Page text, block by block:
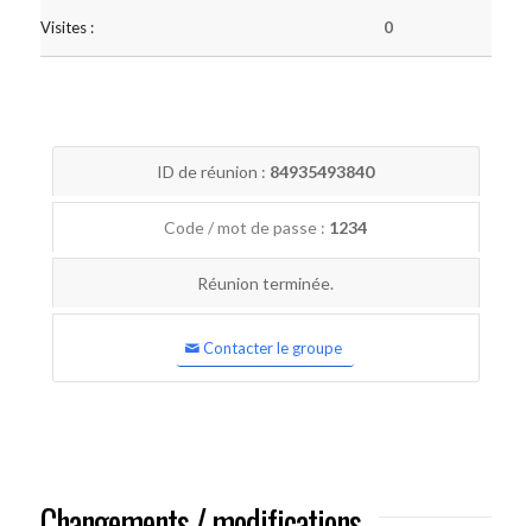
Visites : 0
ID de réunion : 84935493840
Code / mot de passe : 1234
Réunion terminée.
Contacter le groupe